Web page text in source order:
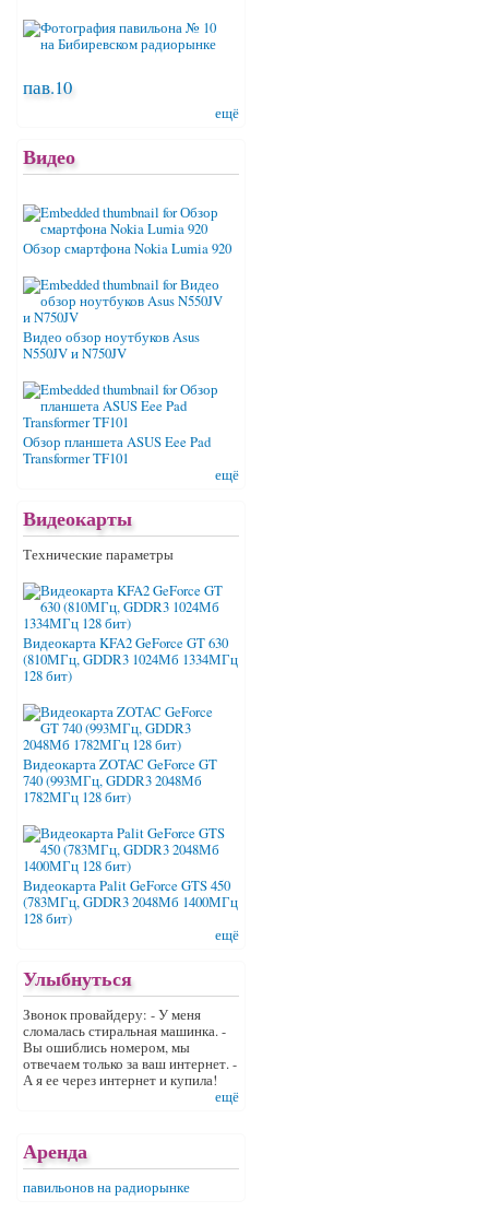
пав.10
ещё
Видео
Обзор смартфона Nokia Lumia 920
Видео обзор ноутбуков Asus
N550JV и N750JV
Обзор планшета ASUS Eee Pad
Transformer TF101
ещё
Видеокарты
Технические параметры
Видеокарта KFA2 GeForce GT 630
(810МГц, GDDR3 1024Мб 1334МГц
128 бит)
Видеокарта ZOTAC GeForce GT
740 (993МГц, GDDR3 2048Мб
1782МГц 128 бит)
Видеокарта Palit GeForce GTS 450
(783МГц, GDDR3 2048Мб 1400МГц
128 бит)
ещё
Улыбнуться
Звонок провайдеру: - У меня
сломалась стиральная машинка. -
Вы ошиблись номером, мы
отвечаем только за ваш интернет. -
А я ее через интернет и купила!
ещё
Аренда
павильонов на радиорынке